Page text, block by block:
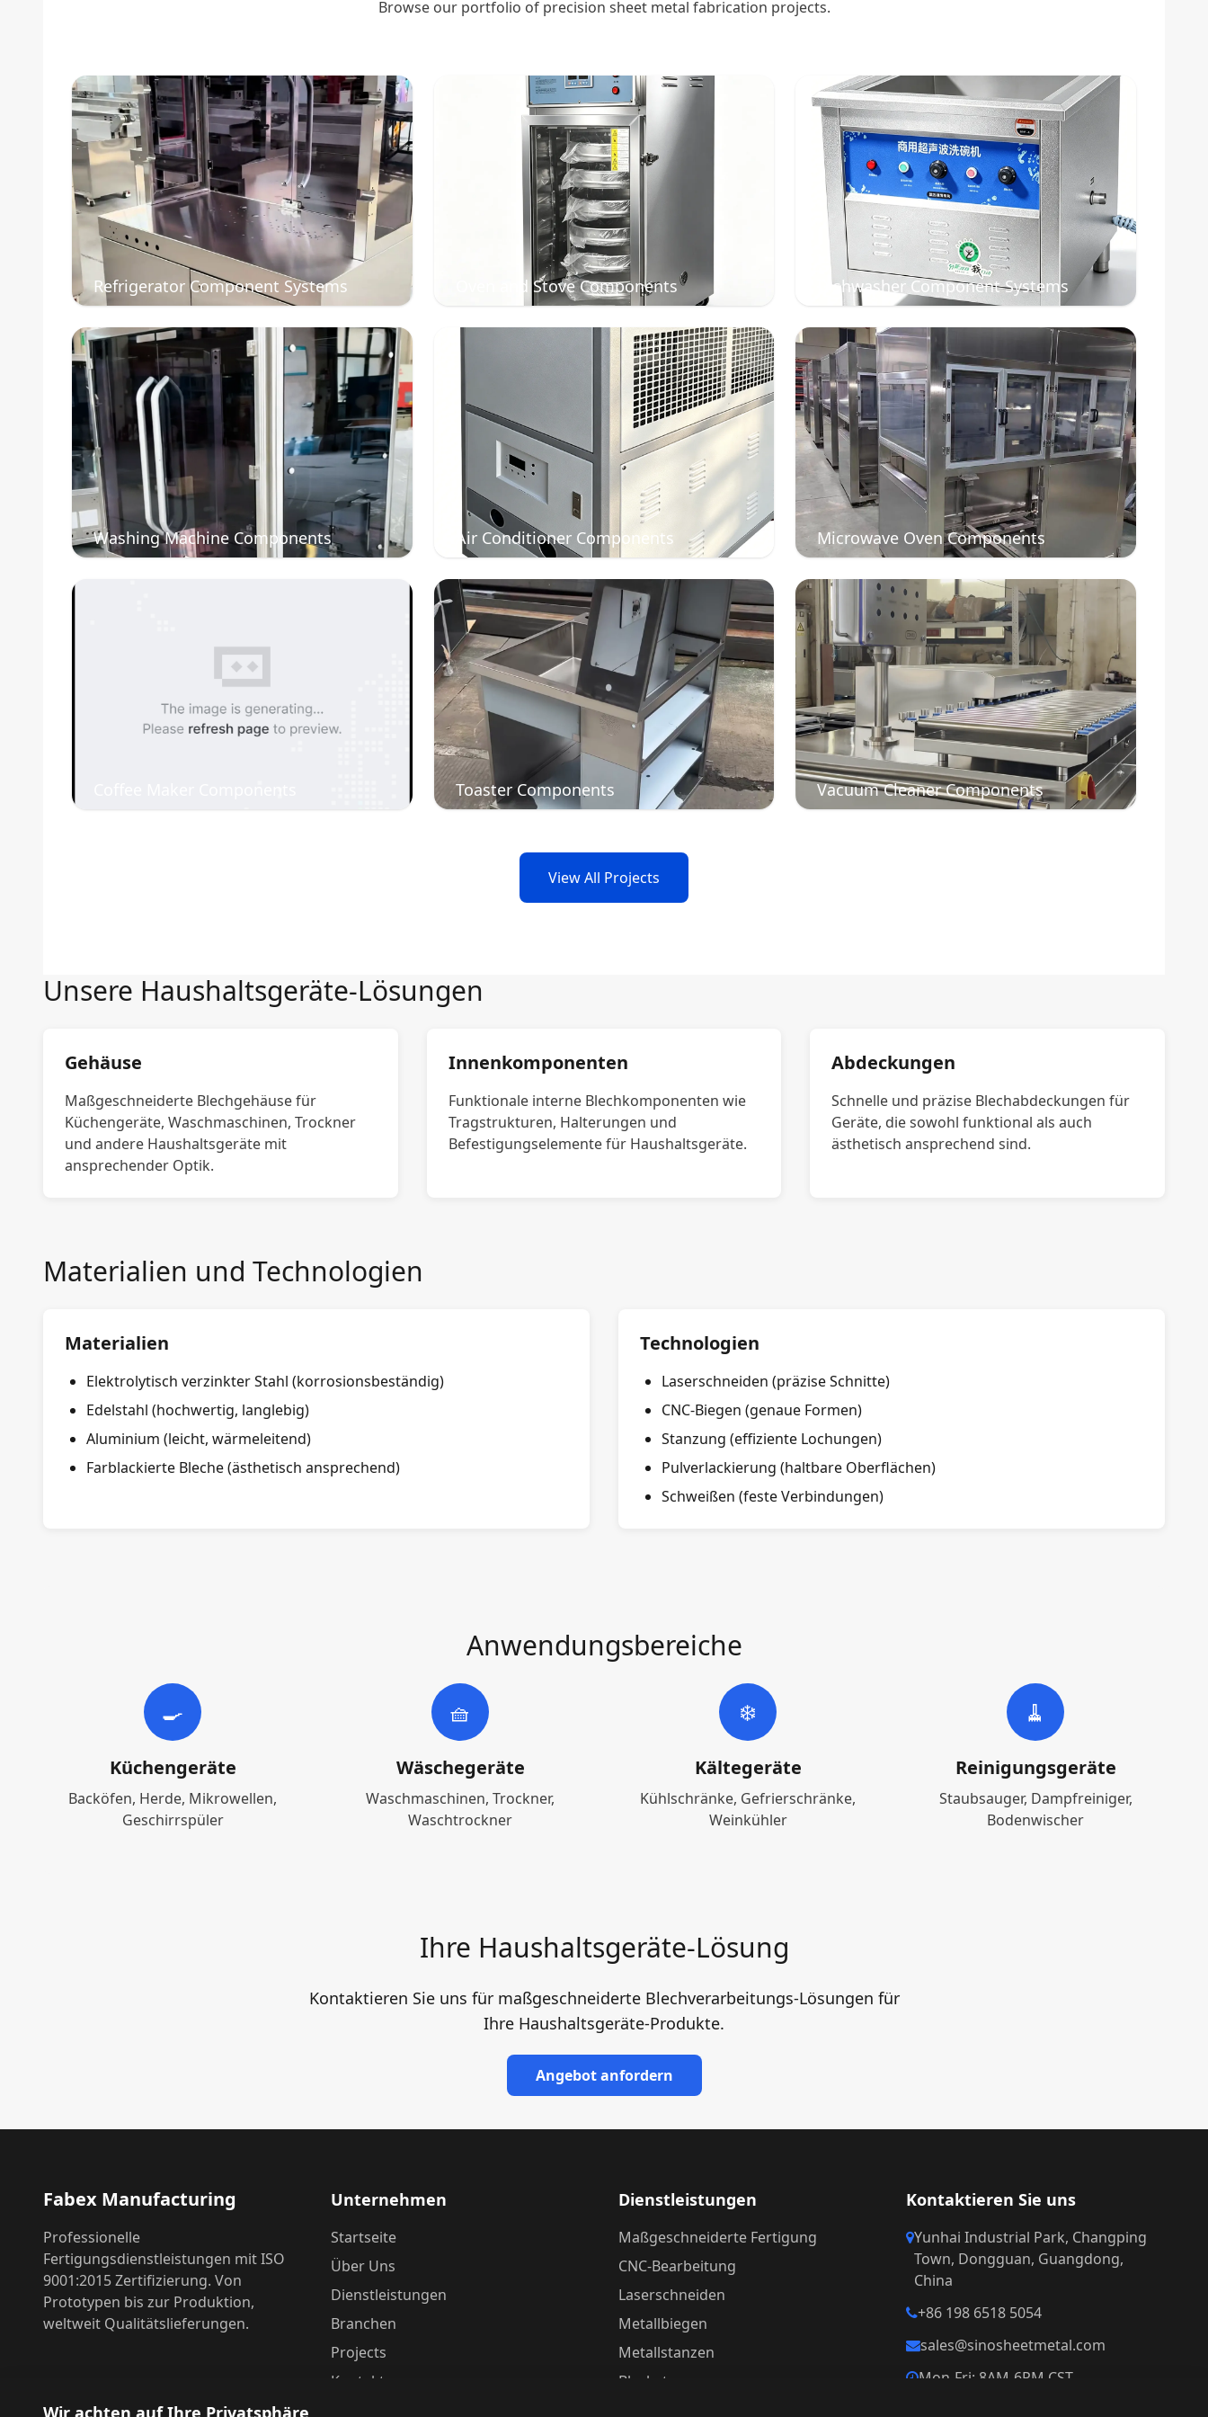
Browse our portfolio of precision sheet metal fabrication projects.
Refrigerator Component Systems Oven and Stove Components Dishwasher Component Systems
Washing Machine Components Air Conditioner Components Microwave Oven Components
Toaster Components Vacuum Cleaner Components
View All Projects
Unsere Haushaltsgeräte-Lösungen
Gehäuse
Maßgeschneiderte Blechgehäuse für
Küchengeräte, Waschmaschinen, Trockner
und andere Haushaltsgeräte mit
ansprechender Optik.
Innenkomponenten
Funktionale interne Blechkomponenten wie
Tragstrukturen, Halterungen und
Befestigungselemente für Haushaltsgeräte.
Abdeckungen
Schnelle und präzise Blechabdeckungen für
Geräte, die sowohl funktional als auch
ästhetisch ansprechend sind.
Materialien und Technologien
Materialien
Elektrolytisch verzinkter Stahl (korrosionsbeständig)
Edelstahl (hochwertig, langlebig)
Aluminium (leicht, wärmeleitend)
Farblackierte Bleche (ästhetisch ansprechend)
Technologien
Laserschneiden (präzise Schnitte)
CNC-Biegen (genaue Formen)
Stanzung (effiziente Lochungen)
Pulverlackierung (haltbare Oberflächen)
Schweißen (feste Verbindungen)
Anwendungsbereiche
🍳
Küchengeräte
Backöfen, Herde, Mikrowellen,
Geschirrspüler
🧺
Wäschegeräte
Waschmaschinen, Trockner,
Waschtrockner
❄️
Kältegeräte
Kühlschränke, Gefrierschränke,
Weinkühler
🧹
Reinigungsgeräte
Staubsauger, Dampfreiniger,
Bodenwischer
Ihre Haushaltsgeräte-Lösung
Kontaktieren Sie uns für maßgeschneiderte Blechverarbeitungs-Lösungen für
Ihre Haushaltsgeräte-Produkte.
Angebot anfordern
Fabex Manufacturing
Professionelle
Fertigungsdienstleistungen mit ISO
9001:2015 Zertifizierung. Von
Prototypen bis zur Produktion,
weltweit Qualitätslieferungen.
Unternehmen
Startseite
Über Uns
Dienstleistungen
Branchen
Projects
Kontakt
Dienstleistungen
Maßgeschneiderte Fertigung
CNC-Bearbeitung
Laserschneiden
Metallbiegen
Metallstanzen
Blechstanzung
Kontaktieren Sie uns
Yunhai Industrial Park, Changping
Town, Dongguan, Guangdong,
China
+86 198 6518 5054
sales@sinosheetmetal.com
Mon-Fri: 8AM-6PM CST
Wir achten auf Ihre Privatsphäre